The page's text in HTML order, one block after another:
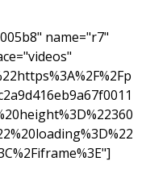
name="r7"